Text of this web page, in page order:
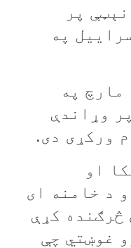
په ۲۸مې نېټې پر
په
مارچ په
وړاندې
ورکړی دی.
او
د خامنه ای
څرګنده کړې
غوښتي چې